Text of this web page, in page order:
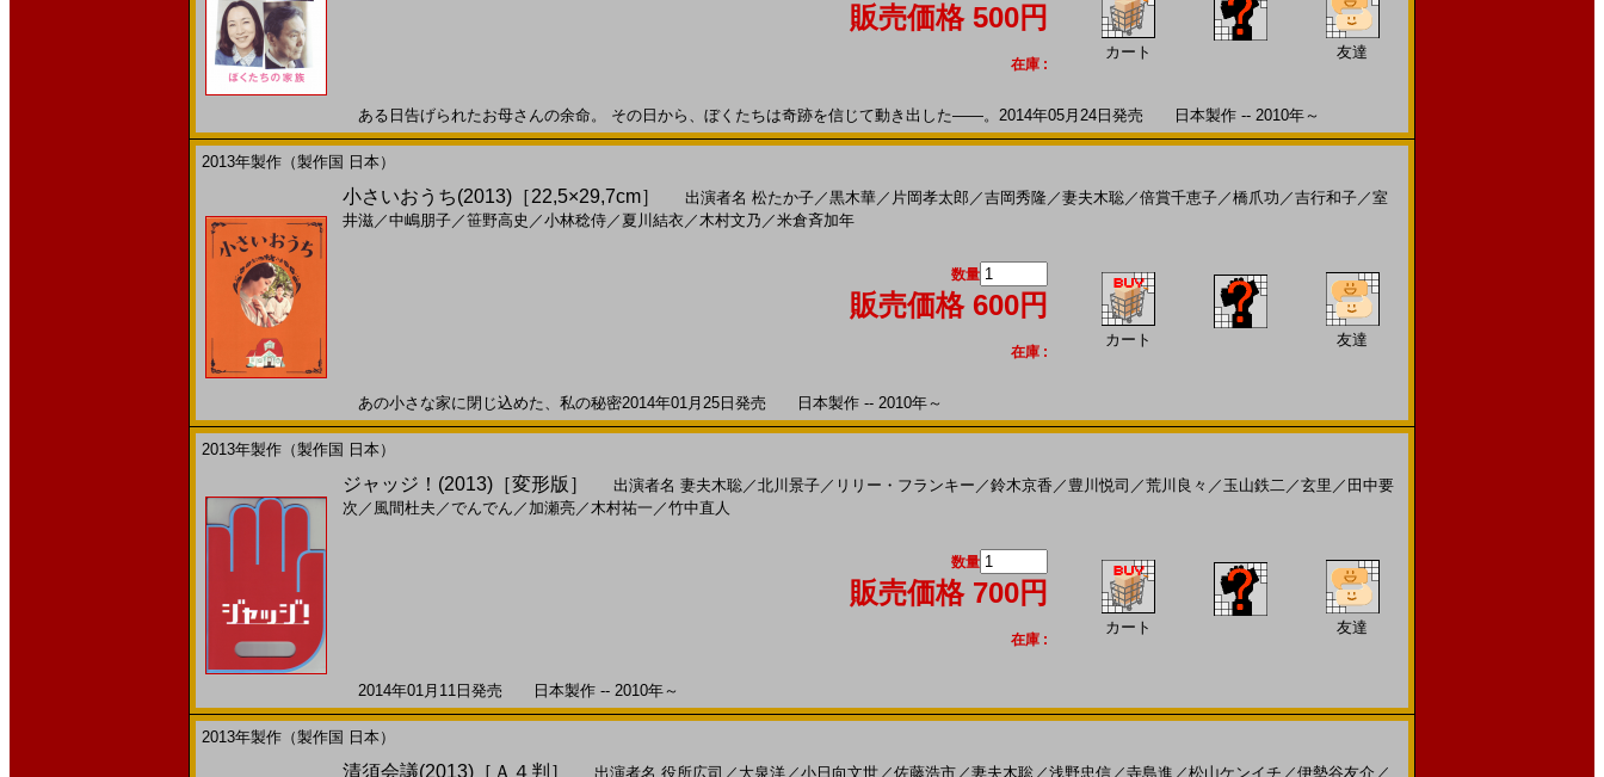
販売価格 500円
在庫 :
カート 友達
ある日告げられたお母さんの余命。 その日から、ぼくたちは奇跡を信じて動き出した――。2014年05月24日発売 日本製作 -- 2010年～
2013年製作（製作国 日本）
小さいおうち(2013)［22,5×29,7cm］ 出演者名 松たか子／黒木華／ 片岡孝太郎 ／吉岡秀隆／妻夫木聡／倍賞千恵子／橋爪功 ／吉行和子／室
井滋／中嶋朋子／笹野高史 ／小林稔侍／ 夏川結衣 ／木村文乃 ／米倉斉加年
数量
販売価格 600円
在庫 :
カート 友達
あの小さな家に閉じ込めた、私の秘密2014年01月25日発売 日本製作 -- 2010年～
2013年製作（製作国 日本）
ジャッジ！(2013)［変形版］ 出演者名 妻夫木聡／北川景子／ リリー・フランキー ／鈴木京香 ／ 豊川悦司 ／荒川良々 ／ 玉山鉄二／玄里 ／ 田中要
次 ／ 風間杜夫 ／でんでん ／ 加瀬亮／木村祐一 ／竹中直人
数量
販売価格 700円
在庫 :
カート 友達
2014年01月11日発売 日本製作 -- 2010年～
2013年製作（製作国 日本）
清須会議(2013)［Ａ４判］ 出演者名 役所広司 ／ 大泉洋 ／小日向文世 ／佐藤浩市 ／妻夫木聡 ／浅野忠信 ／寺島進 ／松山ケンイチ ／伊勢谷友介 ／